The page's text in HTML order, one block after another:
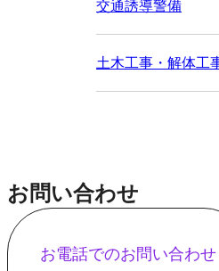
交通誘導警備
土木工事・解体工
お問い合わせ
お電話でのお問い合わせ